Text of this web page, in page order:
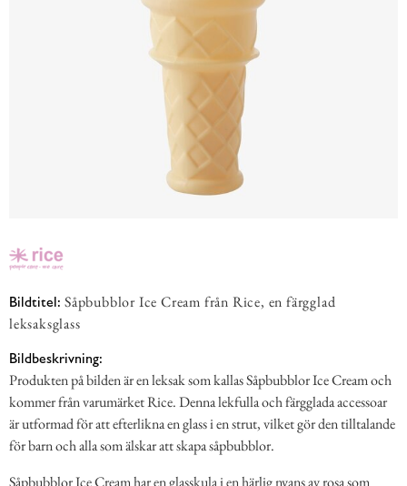
Bildtitel: Såpbubblor Ice Cream från Rice, en färgglad
leksaksglass
Bildbeskrivning:
Produkten på bilden är en leksak som kallas Såpbubblor Ice Cream och
kommer från varumärket Rice. Denna lekfulla och färgglada accessoar
är utformad för att efterlikna en glass i en strut, vilket gör den tilltalande
för barn och alla som älskar att skapa såpbubblor.
Såpbubblor Ice Cream har en glasskula i en härlig nyans av rosa som